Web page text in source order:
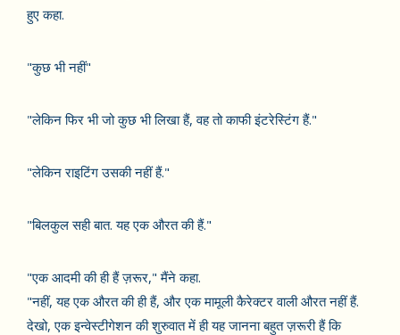
हुए कहा.
"कुछ भी नहीं"
"लेकिन फिर भी जो कुछ भी लिखा हैं, वह तो काफी इंटरेस्टिंग हैं."
"लेकिन राइटिंग उसकी नहीं हैं."
"बिलकुल सही बात. यह एक औरत की हैं."
"एक आदमी की ही हैं ज़रूर," मैंने कहा.
"नहीं, यह एक औरत की ही हैं, और एक मामूली कैरेक्टर वाली औरत नहीं हैं.
देखो, एक इन्वेस्टीगेशन की शुरुवात में ही यह जानना बहुत ज़रूरी हैं कि